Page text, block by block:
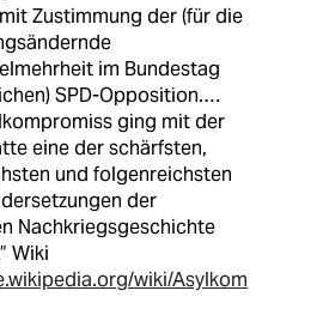
Zustimmung der (für die
im Bundestag
SPD-Opposition.…
ging mit der
eine der schärfsten,
und folgenreichsten
der
Nachkriegsgeschichte
Wiki
wiki/Asylkom